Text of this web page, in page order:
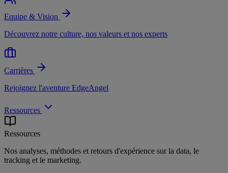
Equipe & Vision
Découvrez notre culture, nos valeurs et nos experts
Carrières
Rejoignez l'aventure EdgeAngel
Ressources
Ressources
Nos analyses, méthodes et retours d'expérience sur la data, le
tracking et le marketing.